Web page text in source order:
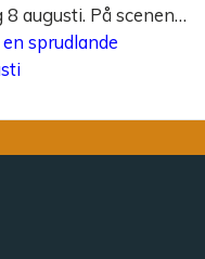
8 augusti. På scenen…
sprudlande